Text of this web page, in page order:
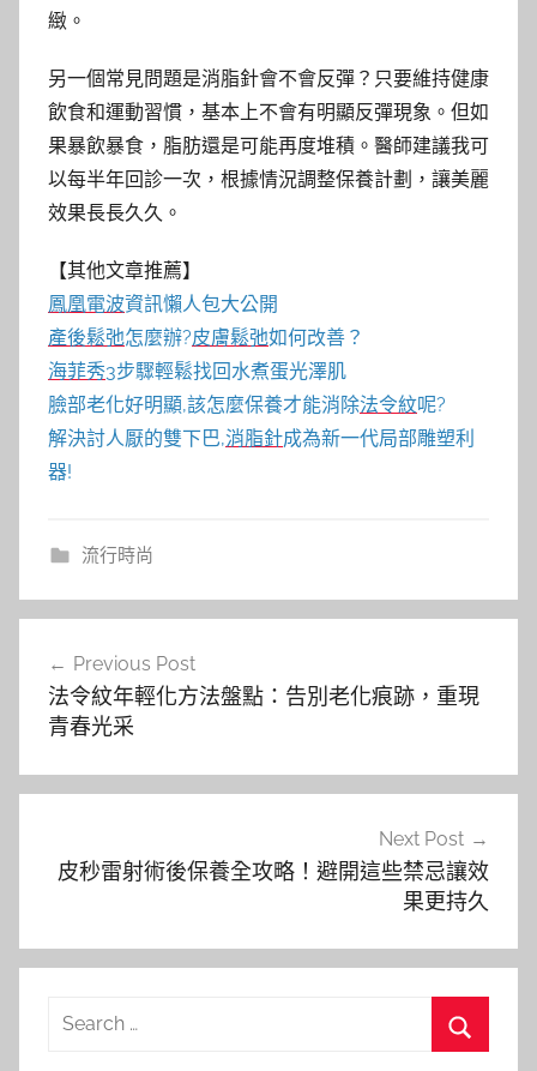
緻。
另一個常見問題是消脂針會不會反彈？只要維持健康
飲食和運動習慣，基本上不會有明顯反彈現象。但如
果暴飲暴食，脂肪還是可能再度堆積。醫師建議我可
以每半年回診一次，根據情況調整保養計劃，讓美麗
效果長長久久。
【其他文章推薦】
鳳凰電波資訊懶人包大公開
產後鬆弛怎麼辦?皮膚鬆弛如何改善？
海菲秀3步驟輕鬆找回水煮蛋光澤肌
臉部老化好明顯,該怎麼保養才能消除法令紋呢?
解決討人厭的雙下巴,消脂針成為新一代局部雕塑利
器!
流行時尚
覽
Previous Post
法令紋年輕化方法盤點：告別老化痕跡，重現
青春光采
Next Post
皮秒雷射術後保養全攻略！避開這些禁忌讓效
果更持久
Search